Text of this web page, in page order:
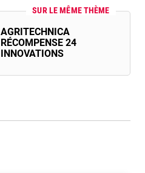
SUR LE MÊME THÈME
AGRITECHNICA
RÉCOMPENSE 24
INNOVATIONS